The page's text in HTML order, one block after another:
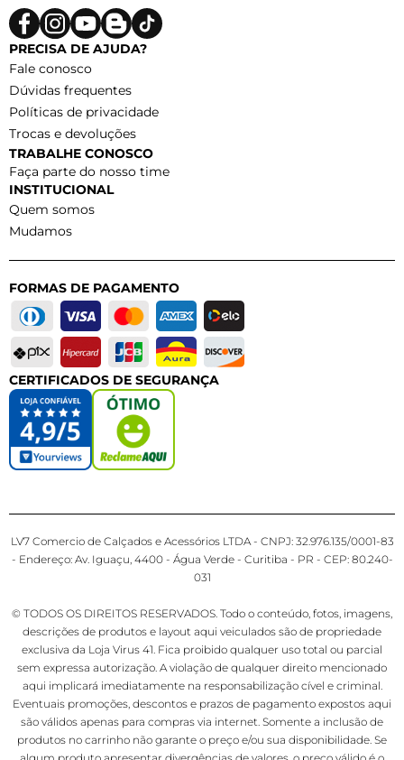
PRECISA DE AJUDA?
Fale conosco
Dúvidas frequentes
Políticas de privacidade
Trocas e devoluções
TRABALHE CONOSCO
Faça parte do nosso time
INSTITUCIONAL
Quem somos
Mudamos
FORMAS DE PAGAMENTO
CERTIFICADOS DE SEGURANÇA
LV7 Comercio de Calçados e Acessórios LTDA - CNPJ: 32.976.135/0001-83
- Endereço: Av. Iguaçu, 4400 - Água Verde - Curitiba - PR - CEP: 80.240-
031
© TODOS OS DIREITOS RESERVADOS. Todo o conteúdo, fotos, imagens,
descrições de produtos e layout aqui veiculados são de propriedade
exclusiva da Loja Virus 41. Fica proibido qualquer uso total ou parcial
sem expressa autorização. A violação de qualquer direito mencionado
aqui implicará imediatamente na responsabilização cível e criminal.
Eventuais promoções, descontos e prazos de pagamento expostos aqui
são válidos apenas para compras via internet. Somente a inclusão de
produtos no carrinho não garante o preço e/ou sua disponibilidade. Se